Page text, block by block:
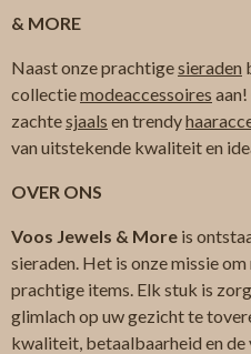
& MORE
Naast onze prachtigesieraden
collectiemodeaccessoires
zachtesjaals en trendy
van uitstekende kwaliteit en
OVER ONS
Voos Jewels & More is
sieraden. Het is onze missie
prachtige items. Elk stuk is
glimlach op uw gezicht te
kwaliteit, betaalbaarheid en de